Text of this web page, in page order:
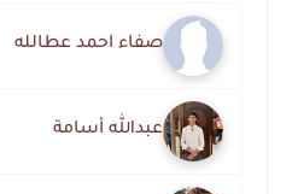
صفاء احمد عطالله
عبدالله أسامة